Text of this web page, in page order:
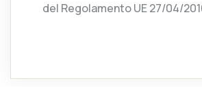
del Regolamento UE 27/04/